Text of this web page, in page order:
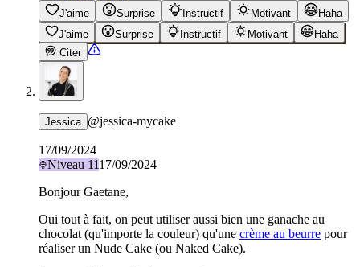
J'aime Surprise Instructif Motivant
Haha
J'aime
Surprise Instructif Motivant
Haha
Citer
Jessica @jessica-mycake
17/09/2024
Niveau 1117/09/2024
Bonjour Gaetane,
Oui tout à fait, on peut utiliser aussi bien une ganache au
chocolat (qu'importe la couleur) qu'une crème au beurre pour
réaliser un Nude Cake (ou Naked Cake).